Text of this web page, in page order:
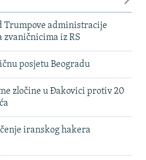
Trumpove administracije
zvaničnicima iz RS
posjetu Beogradu
zločine u Đakovici protiv 20
iranskog hakera